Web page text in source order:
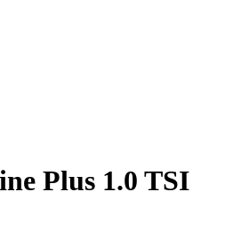
Plus 1.0 TSI